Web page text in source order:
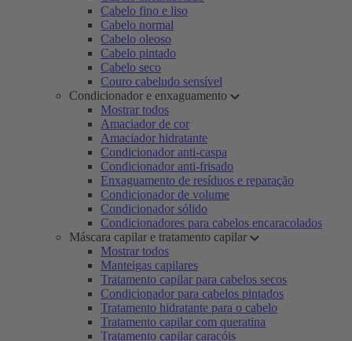
Cabelo fino e liso
Cabelo normal
Cabelo oleoso
Cabelo pintado
Cabelo seco
Couro cabeludo sensível
Condicionador e enxaguamento
Mostrar todos
Amaciador de cor
Amaciador hidratante
Condicionador anti-caspa
Condicionador anti-frisado
Enxaguamento de resíduos e reparação
Condicionador de volume
Condicionador sólido
Condicionadores para cabelos encaracolados
Máscara capilar e tratamento capilar
Mostrar todos
Manteigas capilares
Tratamento capilar para cabelos secos
Condicionador para cabelos pintados
Tratamento hidratante para o cabelo
Tratamento capilar com queratina
Tratamento capilar caracóis